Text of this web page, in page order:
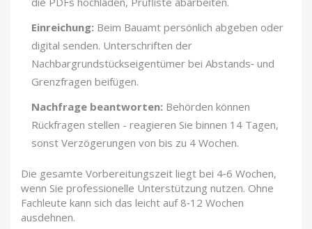
Einreichung: Beim Bauamt persönlich abgeben oder
digital senden. Unterschriften der
Nachbargrundstückseigentümer bei Abstands‑ und
Grenzfragen beifügen.
Nachfrage beantworten: Behörden können
Rückfragen stellen - reagieren Sie binnen 14 Tagen,
sonst Verzögerungen von bis zu 4 Wochen.
Die gesamte Vorbereitungszeit liegt bei 4‑6 Wochen,
wenn Sie professionelle Unterstützung nutzen. Ohne
Fachleute kann sich das leicht auf 8‑12 Wochen
ausdehnen.